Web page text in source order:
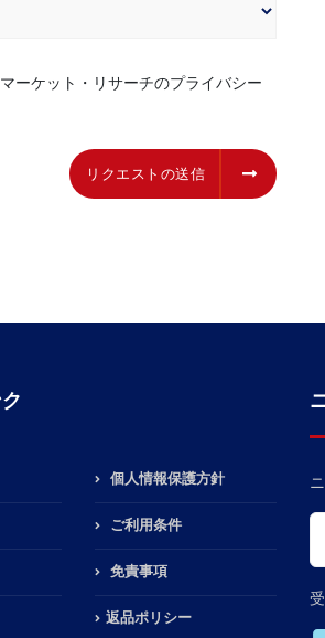
ーケット・リサーチのプライバシー
リクエストの送信
個人情報保護方針
ご利用条件
免責事項
返品ポリシー